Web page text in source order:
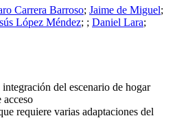
Carrera Barroso; Jaime de Miguel;
López Méndez; ; Daniel Lara;
del escenario de hogar
requiere varias adaptaciones del